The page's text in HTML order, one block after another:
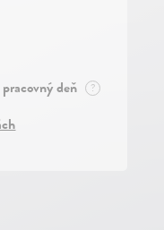
deň ?